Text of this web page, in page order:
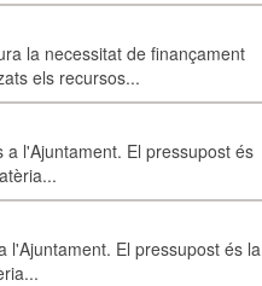
la necessitat de finançament
els recursos...
l'Ajuntament. El pressupost és
l'Ajuntament. El pressupost és la